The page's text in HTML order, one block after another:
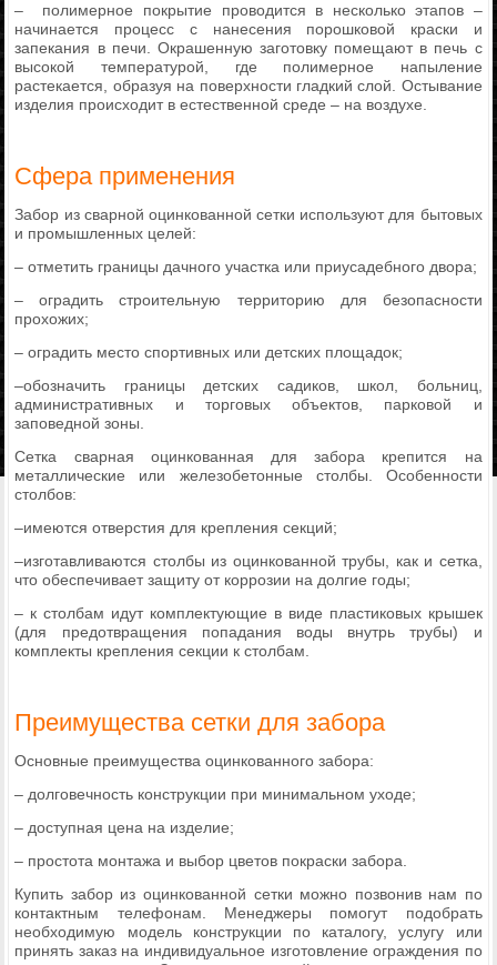
– полимерное покрытие проводится в несколько этапов –
начинается процесс с нанесения порошковой краски и
запекания в печи. Окрашенную заготовку помещают в печь с
высокой температурой, где полимерное напыление
растекается, образуя на поверхности гладкий слой. Остывание
изделия происходит в естественной среде – на воздухе.
Сфера применения
Забор из сварной оцинкованной сетки используют для бытовых
и промышленных целей:
– отметить границы дачного участка или приусадебного двора;
– оградить строительную территорию для безопасности
прохожих;
– оградить место спортивных или детских площадок;
–обозначить границы детских садиков, школ, больниц,
административных и торговых объектов, парковой и
заповедной зоны.
Сетка сварная оцинкованная для забора крепится на
металлические или железобетонные столбы. Особенности
столбов:
–имеются отверстия для крепления секций;
–изготавливаются столбы из оцинкованной трубы, как и сетка,
что обеспечивает защиту от коррозии на долгие годы;
– к столбам идут комплектующие в виде пластиковых крышек
(для предотвращения попадания воды внутрь трубы) и
комплекты крепления секции к столбам.
Преимущества сетки для забора
Основные преимущества оцинкованного забора:
– долговечность конструкции при минимальном уходе;
– доступная цена на изделие;
– простота монтажа и выбор цветов покраски забора.
Купить забор из оцинкованной сетки можно позвонив нам по
контактным телефонам. Менеджеры помогут подобрать
необходимую модель конструкции по каталогу, услугу или
принять заказ на индивидуальное изготовление ограждения по